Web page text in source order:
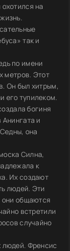
на
так и
по имени
метров. Этот
Он был хитрым,
его тупилеком.
богиня
и
она
Силна,
к
Их создают
людей. Эти
они общаются
встретили
случайно
людей. Френсис